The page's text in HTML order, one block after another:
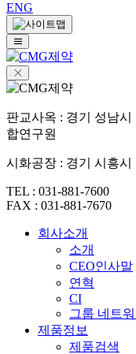
ENG
판교사옥 : 경기 성남
합연구원
시화공장 : 경기 시흥시
TEL : 031-881-7600
FAX : 031-881-7670
회사소개
소개
CEO인사말
연혁
CI
그룹 네트
제품정보
제품검색